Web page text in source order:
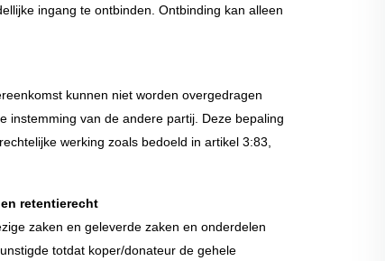
ingang te ontbinden. Ontbinding kan alleen
kunnen niet worden overgedragen
instemming van de andere partij. Deze bepaling
werking zoals bedoeld in artikel 3:83,
retentierecht
zaken en geleverde zaken en onderdelen
totdat koper/donateur de gehele